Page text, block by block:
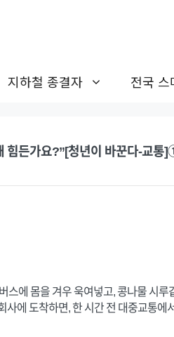
지하철 종결자 전국 스
힘든가요?”[청년이 바꾼다-교통
에 몸을 겨우 욱여넣고, 콩나물 시
에 도착하면, 한 시간 전 대중교통